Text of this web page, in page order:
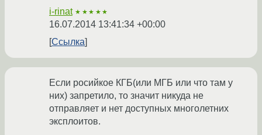
i-rinat ★★★★★
16.07.2014 13:41:34 +00:00
Ссылка
Если росийкое КГБ(или МГБ или что там у
них) запретило, то значит никуда не
отправляет и нет доступных многолетних
эксплоитов.